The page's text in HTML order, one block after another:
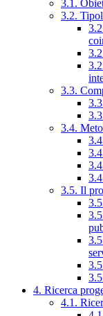
3.1.
3.2.
3.3.
3.4.
3.5. Il
4. Ricerca
4.1.